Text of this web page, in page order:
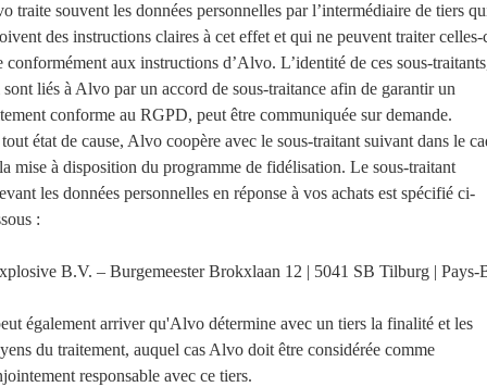
traite souvent les données personnelles par l’intermédiaire de tiers
des instructions claires à cet effet et qui ne peuvent traiter celles-
conformément aux instructions d’Alvo. L’identité de ces sous-
liés à Alvo par un accord de sous-traitance afin de garantir un
conforme au RGPD, peut être communiquée sur demande.
état de cause, Alvo coopère avec le sous-traitant suivant dans le
mise à disposition du programme de fidélisation. Le sous-traitant
les données personnelles en réponse à vos achats est spécifié ci-
:
B.V. – Burgemeester Brokxlaan 12 | 5041 SB Tilburg | Pays-
également arriver qu'Alvo détermine avec un tiers la finalité et les
du traitement, auquel cas Alvo doit être considérée comme
responsable avec ce tiers.